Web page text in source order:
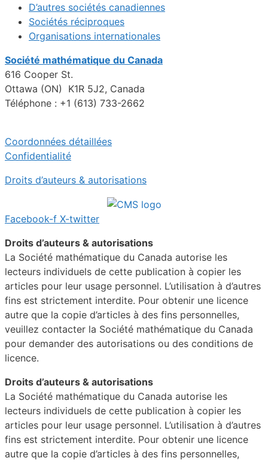
D’autres sociétés canadiennes
Sociétés réciproques
Organisations internationales
Société mathématique du Canada
616 Cooper St.
Ottawa (ON) K1R 5J2, Canada
Téléphone : +1 (613) 733-2662
Coordonnées détaillées
Confidentialité
Droits d’auteurs & autorisations
Facebook-f X-twitter
Droits d’auteurs & autorisations
La Société mathématique du Canada autorise les
lecteurs individuels de cette publication à copier les
articles pour leur usage personnel. L’utilisation à d’autres
fins est strictement interdite. Pour obtenir une licence
autre que la copie d’articles à des fins personnelles,
veuillez contacter la Société mathématique du Canada
pour demander des autorisations ou des conditions de
licence.
Droits d’auteurs & autorisations
La Société mathématique du Canada autorise les
lecteurs individuels de cette publication à copier les
articles pour leur usage personnel. L’utilisation à d’autres
fins est strictement interdite. Pour obtenir une licence
autre que la copie d’articles à des fins personnelles,